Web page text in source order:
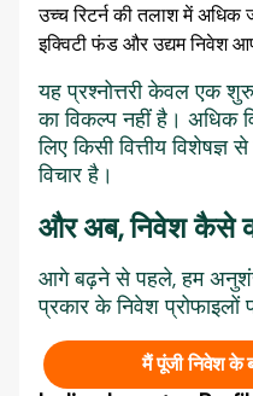
उच्च रिटर्न की तलाश में
इक्विटी फंड और उद्यम निवेश
यह प्रश्नोत्तरी केवल एक
का विकल्प नहीं है। अधिक
लिए किसी वित्तीय विशेषज्ञ
विचार है।
और अब, निवेश कैसे
आगे बढ़ने से पहले, हम
प्रकार के निवेश प्रोफाइलों
मैं पूंजी निवेश के